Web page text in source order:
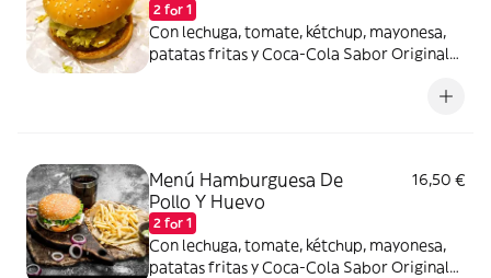
2 for 1
Con lechuga, tomate, kétchup, mayonesa,
patatas fritas y Coca-Cola Sabor Original
Menú Hamburguesa De
Pollo Y Huevo
2 for 1
16,50 €
Con lechuga, tomate, kétchup, mayonesa,
patatas fritas y Coca-Cola Sabor Original